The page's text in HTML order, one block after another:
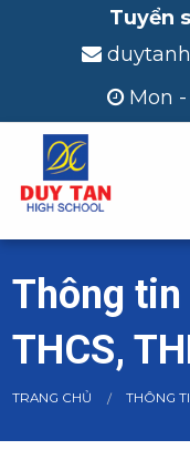
Tuyển
Mon -
Thông
THCS,
TRANG CHỦ THÔNG